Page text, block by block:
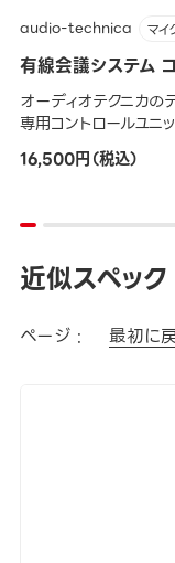
audio-technica マイ
有線会議システム
オーディオテクニカ
専用コントロールユニ
16,500円（税込）
近似スペック
ページ : 最初に